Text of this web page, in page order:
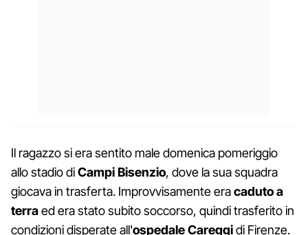
Il ragazzo si era sentito male domenica pomeriggio
allo stadio diCampi Bisenzio, dove la sua squadra
giocava in trasferta. Improvvisamente eracaduto a
terraed era stato subito soccorso, quindi trasferito in
condizioni disperate all'ospedale Careggidi Firenze.